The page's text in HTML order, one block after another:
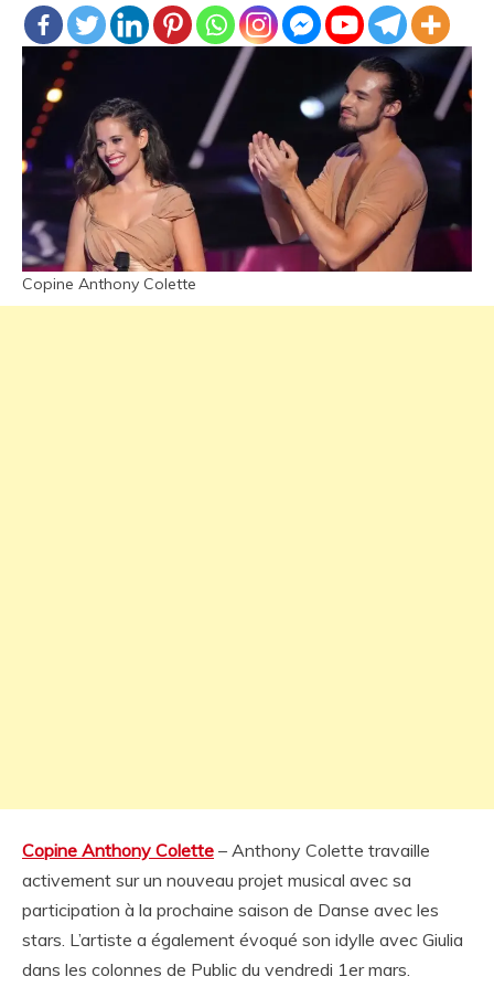
Copine Anthony Colette
Copine Anthony Colette – Anthony Colette travaille
activement sur un nouveau projet musical avec sa
participation à la prochaine saison de Danse avec les
stars. L’artiste a également évoqué son idylle avec Giulia
dans les colonnes de Public du vendredi 1er mars.